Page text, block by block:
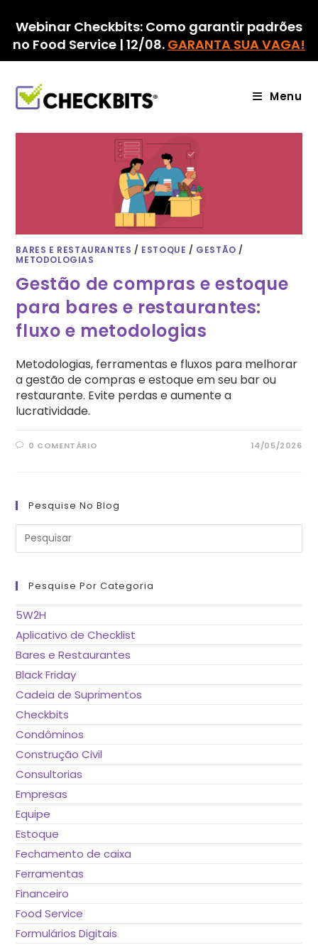
para
conteúdo
Webinar Checkbits: Como garantir padrões
no Food Service | 12/08. GARANTA SUA VAGA!
Menu
BARES E RESTAURANTES / ESTOQUE / GESTÃO /
METODOLOGIAS
Gestão de compras e estoque
para bares e restaurantes:
fluxo e metodologias
Metodologias, ferramentas e fluxos para melhorar
a gestão de compras e estoque em seu bar ou
restaurante. Evite perdas e aumente a
lucratividade.
0 COMENTÁRIO 14/05/2026
Pesquise No Blog
Pesquise Por Categoria
5W2H
Aplicativo de Checklist
Bares e Restaurantes
Black Friday
Cadeia de Suprimentos
Checkbits
Condôminos
Construção Civil
Consultorias
Empresas
Equipe
Estoque
Fechamento de caixa
Ferramentas
Financeiro
Food Service
Formulários Digitais